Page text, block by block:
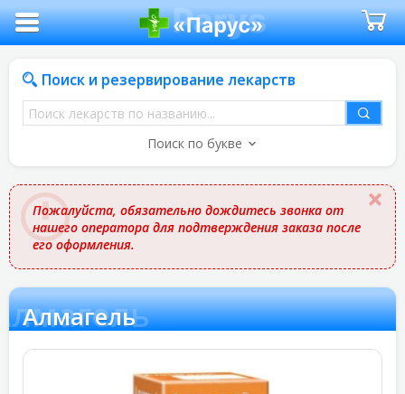
Поиск и резервирование лекарств
Поиск
лекарств
названию
Поиск по букве
Пожалуйста, обязательно дождитесь звонка от
нашего оператора для подтверждения заказа после
его оформления.
Алмагель